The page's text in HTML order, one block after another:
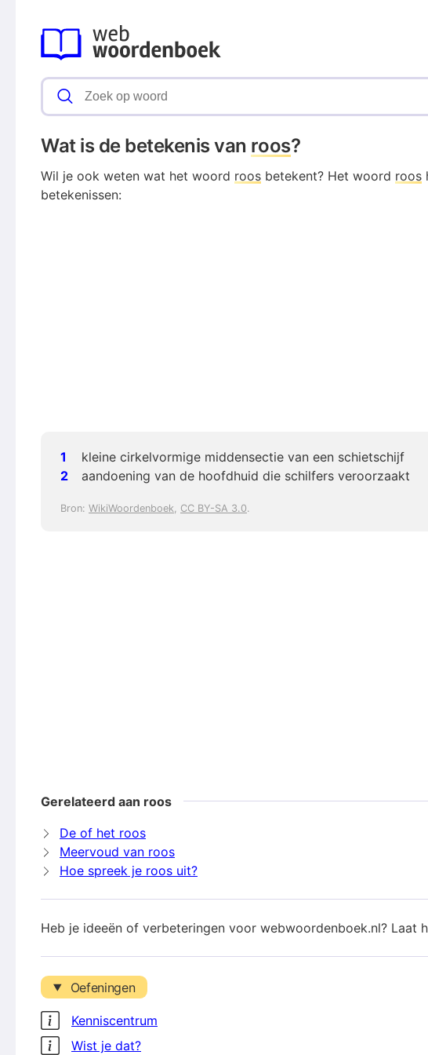
Wat is de betekenis van roos?
Wil je ook weten wat het woord roos betekent? Het woord roos
betekenissen:
kleine cirkelvormige middensectie van een schietschijf
aandoening van de hoofdhuid die schilfers veroorzaakt
Bron: WikiWoordenboek, CC BY-SA 3.0.
Gerelateerd aan roos
De of het roos
Meervoud van roos
Hoe spreek je roos uit?
Heb je ideeën of verbeteringen voor webwoordenboek.nl? Laat
Oefeningen
Kenniscentrum
Wist je dat?